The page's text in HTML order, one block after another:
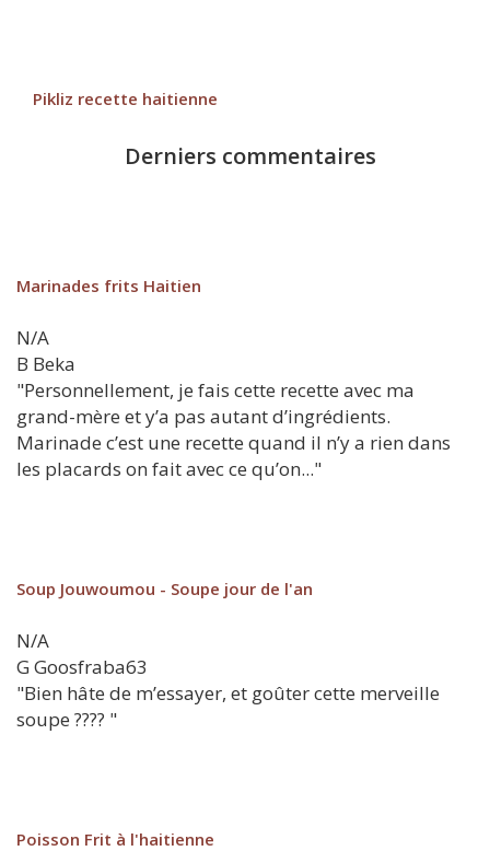
Pikliz recette haitienne
Derniers commentaires
Marinades frits Haitien
N/A
B Beka
"Personnellement, je fais cette recette avec ma
grand-mère et y’a pas autant d’ingrédients.
Marinade c’est une recette quand il n’y a rien dans
les placards on fait avec ce qu’on..."
Soup Jouwoumou - Soupe jour de l'an
N/A
G Goosfraba63
"Bien hâte de m’essayer, et goûter cette merveille
soupe ???? "
Poisson Frit à l'haitienne